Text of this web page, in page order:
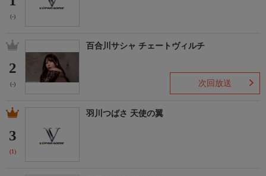
(-)
2
(-)
百合川サシャ チェートヴィルチ
次回放送
3
(1)
羽川つばさ 天使の翼